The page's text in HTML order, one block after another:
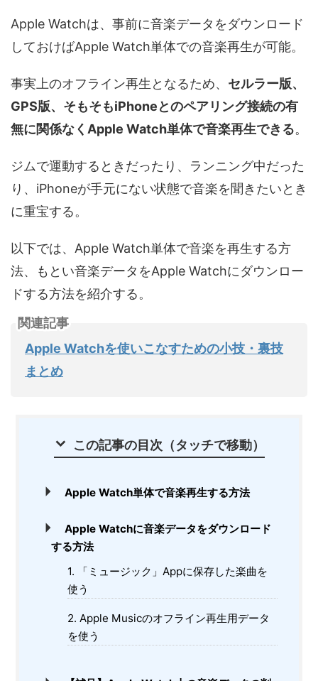
Apple Watchは、事前に音楽データをダウンロード
しておけばApple Watch単体での音楽再生が可能。
事実上のオフライン再生となるため、 セルラー版、
GPS版、そもそもiPhoneとのペアリング接続の有
無に関係なくApple Watch単体で音楽再生できる。
ジムで運動するときだったり、ランニング中だった
り、iPhoneが手元にない状態で音楽を聞きたいとき
に重宝する。
以下では、Apple Watch単体で音楽を再生する方
法、もとい音楽データをApple Watchにダウンロー
ドする方法を紹介する。
関連記事
Apple Watchを使いこなすための小技・裏技
まとめ
この記事の目次（タッチで移動）
Apple Watch単体で音楽再生する方法
Apple Watchに音楽データをダウンロード
する方法
1. 「ミュージック」Appに保存した楽曲を
使う
2. Apple Musicのオフライン再生用データ
を使う